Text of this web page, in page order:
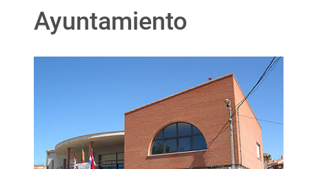
Ayuntamiento